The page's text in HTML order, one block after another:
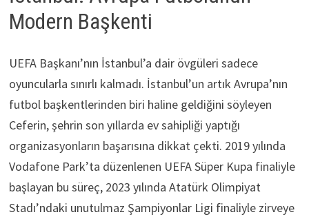
Modern Başkenti
UEFA Başkanı’nın İstanbul’a dair övgüleri sadece
oyuncularla sınırlı kalmadı. İstanbul’un artık Avrupa’nın
futbol başkentlerinden biri haline geldiğini söyleyen
Ceferin, şehrin son yıllarda ev sahipliği yaptığı
organizasyonların başarısına dikkat çekti. 2019 yılında
Vodafone Park’ta düzenlenen UEFA Süper Kupa finaliyle
başlayan bu süreç, 2023 yılında Atatürk Olimpiyat
Stadı’ndaki unutulmaz Şampiyonlar Ligi finaliyle zirveye